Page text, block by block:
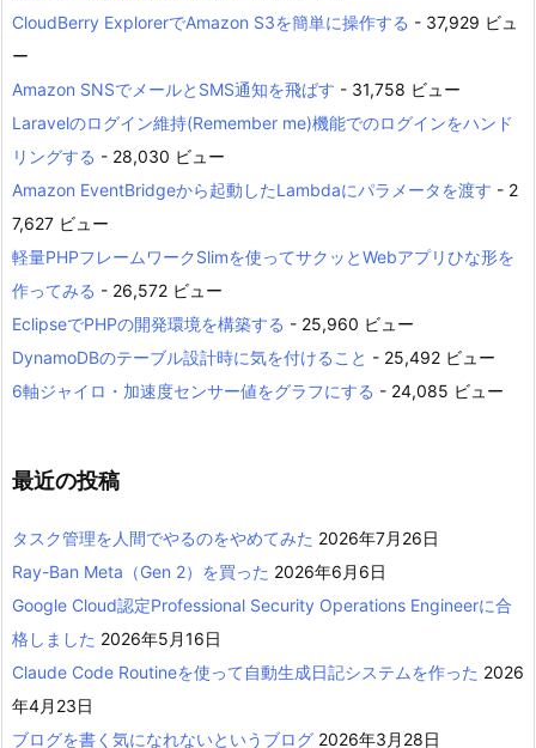
CloudBerry ExplorerでAmazon S3を簡単に操作する - 37,929 ビュ
ー
Amazon SNSでメールとSMS通知を飛ばす - 31,758 ビュー
Laravelのログイン維持(Remember me)機能でのログインをハンド
リングする - 28,030 ビュー
Amazon EventBridgeから起動したLambdaにパラメータを渡す - 2
7,627 ビュー
軽量PHPフレームワークSlimを使ってサクッとWebアプリひな形を
作ってみる - 26,572 ビュー
EclipseでPHPの開発環境を構築する - 25,960 ビュー
DynamoDBのテーブル設計時に気を付けること - 25,492 ビュー
6軸ジャイロ・加速度センサー値をグラフにする - 24,085 ビュー
最近の投稿
タスク管理を人間でやるのをやめてみた 2026年7月26日
Ray-Ban Meta（Gen 2）を買った 2026年6月6日
Google Cloud認定Professional Security Operations Engineerに合
格しました 2026年5月16日
Claude Code Routineを使って自動生成日記システムを作った 2026
年4月23日
ブログを書く気になれないというブログ 2026年3月28日